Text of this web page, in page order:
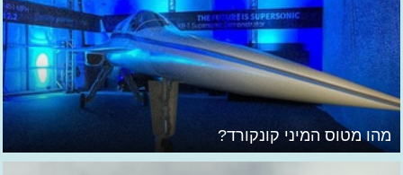
מהו מטוס המיני קונקורד?